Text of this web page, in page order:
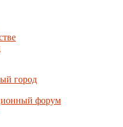
город
форум